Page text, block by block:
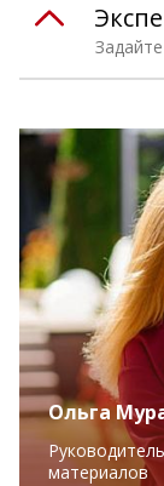
Ольга
материалов